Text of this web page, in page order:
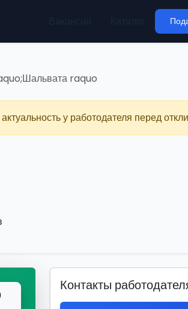
raquo
у работодателя перед
Контакты